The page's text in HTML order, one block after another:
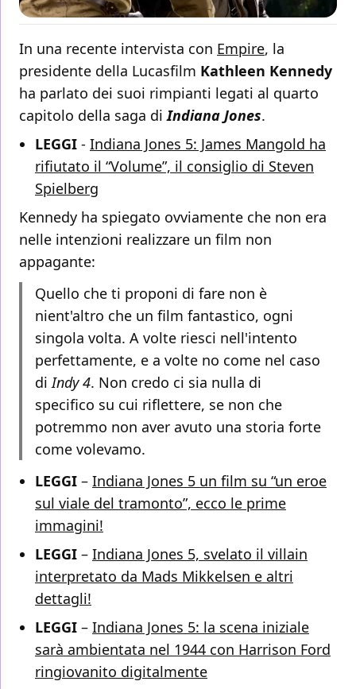
In una recente intervista con Empire, la
presidente della Lucasfilm Kathleen Kennedy
ha parlato dei suoi rimpianti legati al quarto
capitolo della saga diIndiana Jones.
LEGGI - Indiana Jones 5: James Mangold ha
rifiutato il “Volume”, il consiglio di Steven
Spielberg
Kennedy ha spiegato ovviamente che non era
nelle intenzioni realizzare un film non
appagante:
Quello che ti proponi di fare non è
nient'altro che un film fantastico, ogni
singola volta. A volte riesci nell'intento
perfettamente, e a volte no come nel caso
diIndy 4. Non credo ci sia nulla di
specifico su cui riflettere, se non che
potremmo non aver avuto una storia forte
come volevamo.
LEGGI – Indiana Jones 5 un film su “un eroe
sul viale del tramonto”, ecco le prime
immagini!
LEGGI – Indiana Jones 5, svelato il villain
interpretato da Mads Mikkelsen e altri
dettagli!
LEGGI – Indiana Jones 5: la scena iniziale
sarà ambientata nel 1944 con Harrison Ford
ringiovanito digitalmente